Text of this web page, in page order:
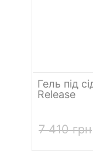
Гель під
Release
7 410 грн